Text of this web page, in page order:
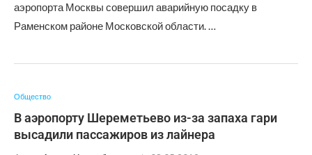
аэропорта Москвы совершил аварийную посадку в
Раменском районе Московской области. …
Общество
В аэропорту Шереметьево из-за запаха гари
высадили пассажиров из лайнера